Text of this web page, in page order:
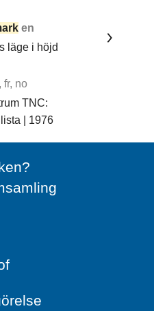
en
läge i höjd
fr, no
TNC:
| 1976